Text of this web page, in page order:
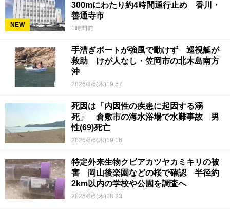
NEW
300mにわたり約4時間通行止め 香川・
善通寺市
1時間前
手漕ぎボートが強風で動けず 巡視艇が
救助 けが人なし・笠岡市の北木島南方
沖
2026/8/6(木)19:57
死因は「内因性の疾患に起因する溺
死」 倉敷市の海水浴場で水難事故 男
性(69)死亡
2026/8/6(木)19:16
特定外来生物クビアカツヤカミキリの被
害 岡山後楽園などの桜で確認 半径約
2km以内の学校や公園を調査へ
2026/8/6(木)18:33